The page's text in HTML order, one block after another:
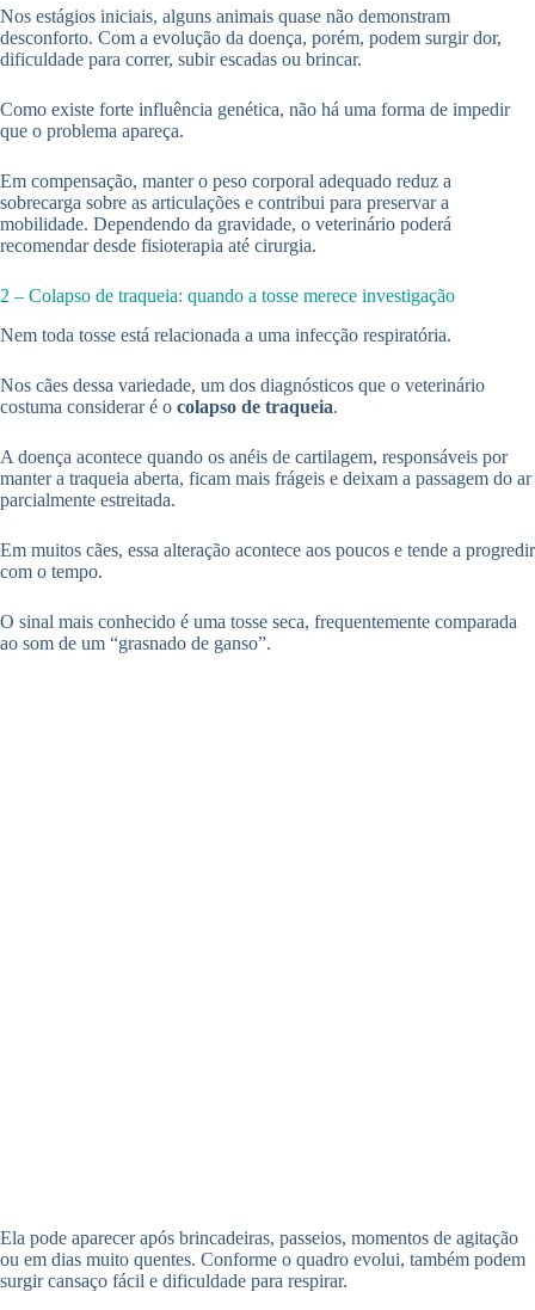
Nos estágios iniciais, alguns animais quase não demonstram
desconforto. Com a evolução da doença, porém, podem surgir dor,
dificuldade para correr, subir escadas ou brincar.
Como existe forte influência genética, não há uma forma de impedir
que o problema apareça.
Em compensação, manter o peso corporal adequado reduz a
sobrecarga sobre as articulações e contribui para preservar a
mobilidade. Dependendo da gravidade, o veterinário poderá
recomendar desde fisioterapia até cirurgia.
2 – Colapso de traqueia: quando a tosse merece investigação
Nem toda tosse está relacionada a uma infecção respiratória.
Nos cães dessa variedade, um dos diagnósticos que o veterinário
costuma considerar é o colapso de traqueia.
A doença acontece quando os anéis de cartilagem, responsáveis por
manter a traqueia aberta, ficam mais frágeis e deixam a passagem do ar
parcialmente estreitada.
Em muitos cães, essa alteração acontece aos poucos e tende a progredir
com o tempo.
O sinal mais conhecido é uma tosse seca, frequentemente comparada
ao som de um “grasnado de ganso”.
Ela pode aparecer após brincadeiras, passeios, momentos de agitação
ou em dias muito quentes. Conforme o quadro evolui, também podem
surgir cansaço fácil e dificuldade para respirar.